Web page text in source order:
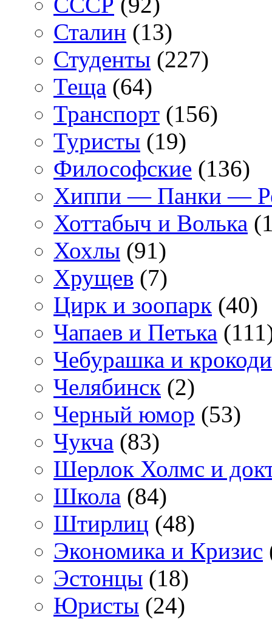
Сталин (13)
Студенты (227)
Теща (64)
Транспорт (156)
Туристы (19)
Философские (136)
Хиппи — Панки —
Хоттабыч и Волька
Хохлы (91)
Хрущев (7)
Цирк и зоопарк (40)
Чапаев и Петька
Чебурашка и
Челябинск (2)
Черный юмор (53)
Чукча (83)
Шерлок Холмс и
Школа (84)
Штирлиц (48)
Экономика и Кризис
Эстонцы (18)
Юристы (24)